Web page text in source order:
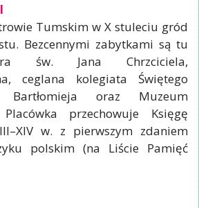
Tumskim w X stuleciu gród
Bezcennymi zabytkami są tu
św. Jana Chrzciciela,
ceglana kolegiata Świętego
oraz Muzeum
Placówka przechowuje Księgę
w. z pierwszym zdaniem
polskim (na Liście Pamięć